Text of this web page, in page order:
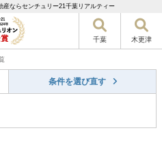
ならセンチュリー21千葉リアルティー
千葉 木更津
条件を選び直す